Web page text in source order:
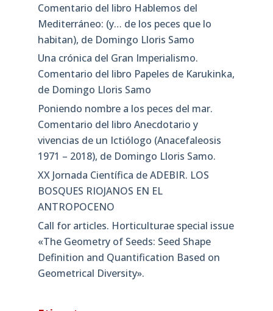
Comentario del libro Hablemos del
Mediterráneo: (y… de los peces que lo
habitan), de Domingo Lloris Samo
Una crónica del Gran Imperialismo.
Comentario del libro Papeles de Karukinka,
de Domingo Lloris Samo
Poniendo nombre a los peces del mar.
Comentario del libro Anecdotario y
vivencias de un Ictiólogo (Anacefaleosis
1971 – 2018), de Domingo Lloris Samo.
XX Jornada Científica de ADEBIR. LOS
BOSQUES RIOJANOS EN EL
ANTROPOCENO
Call for articles. Horticulturae special issue
«The Geometry of Seeds: Seed Shape
Definition and Quantification Based on
Geometrical Diversity»​.